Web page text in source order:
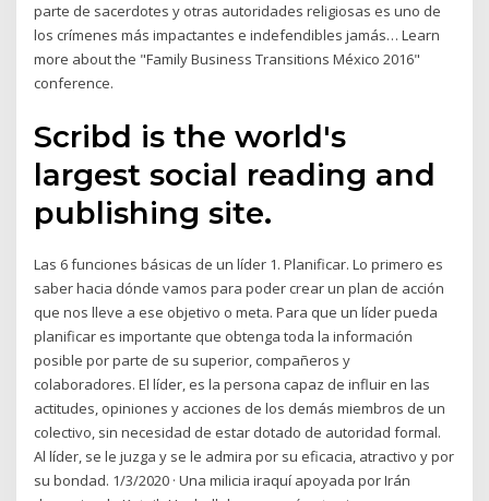
parte de sacerdotes y otras autoridades religiosas es uno de
los crímenes más impactantes e indefendibles jamás… Learn
more about the "Family Business Transitions México 2016"
conference.
Scribd is the world's
largest social reading and
publishing site.
Las 6 funciones básicas de un líder 1. Planificar. Lo primero es
saber hacia dónde vamos para poder crear un plan de acción
que nos lleve a ese objetivo o meta. Para que un líder pueda
planificar es importante que obtenga toda la información
posible por parte de su superior, compañeros y
colaboradores. El líder, es la persona capaz de influir en las
actitudes, opiniones y acciones de los demás miembros de un
colectivo, sin necesidad de estar dotado de autoridad formal.
Al líder, se le juzga y se le admira por su eficacia, atractivo y por
su bondad. 1/3/2020 · Una milicia iraquí apoyada por Irán